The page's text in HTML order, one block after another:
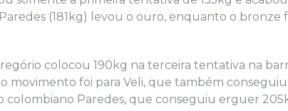
(181kg) levou o ouro, enquanto o bronze
colocou 190kg na terceira tentativa na
movimento foi para Veli, que também conseguiu
Paredes, que conseguiu erguer